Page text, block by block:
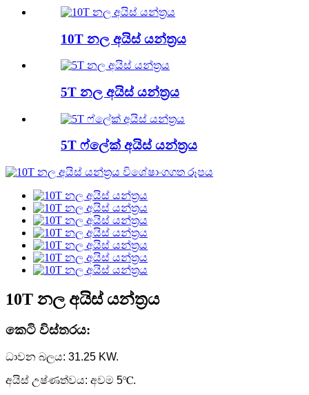
10T නල අයිස් යන්ත්‍රය
5T නල අයිස් යන්ත්‍රය
5T ෆ්ලේක් අයිස් යන්ත්‍රය
10T නල අයිස් යන්ත්‍රය
කෙටි විස්තරය:
ධාවන බලය: 31.25 KW.
අයිස් උෂ්ණත්වය: අවම 5℃.